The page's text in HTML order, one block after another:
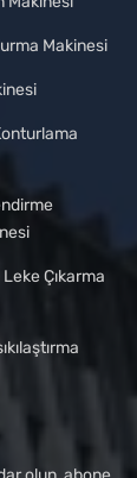
Makinesi
Çıkarma